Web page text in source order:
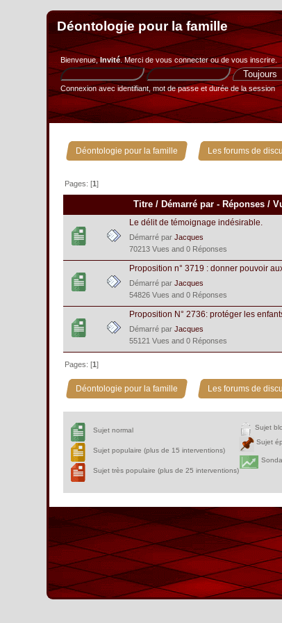
Déontologie pour la famille
Bienvenue,Invité. Merci devous connecterou devous inscrire.
Connexion avec identifiant, mot de passe et durée de la session
Déontologie pour la famille » Les forums de
Pages: [1]
Titre / Démarré par - Réponses /
Le délit de témoignage indésirable.
Démarré parJacques
70213 Vues and 0 Réponses
Proposition n° 3719 : donner pouvoir
Démarré parJacques
54826 Vues and 0 Réponses
Proposition N° 2736: protéger les
Démarré parJacques
55121 Vues and 0 Réponses
Pages: [1]
Déontologie pour la famille » Les forums de
Sujet normal
Sujet populaire (plus de 15 interventions)
Sujet très populaire (plus de 25 interventions)
Sujet
Sujet